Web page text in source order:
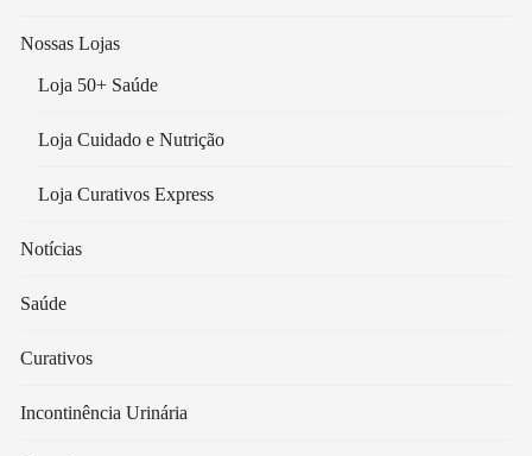
Nossas Lojas
Loja 50+ Saúde
Loja Cuidado e Nutrição
Loja Curativos Express
Notícias
Saúde
Curativos
Incontinência Urinária